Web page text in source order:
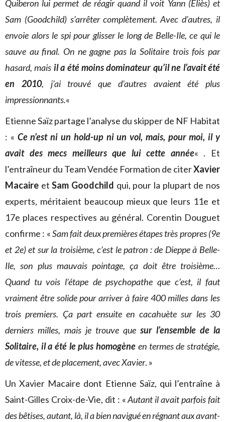
Quiberon lui permet de réagir quand il voit Yann (Eliès) et
Sam (Goodchild) s’arrêter complètement. Avec d’autres, il
envoie alors le spi pour glisser le long de Belle-Ile, ce qui le
sauve au final. On ne gagne pas la Solitaire trois fois par
hasard, mais il a été moins dominateur qu’il ne l’avait été
en 2010, j’ai trouvé que d’autres avaient été plus
impressionnants.«
Etienne Saïz partage l’analyse du skipper de NF Habitat
: « Ce n’est ni un hold-up ni un vol, mais, pour moi, il y
avait des mecs meilleurs que lui cette année« . Et
l’entraîneur du Team Vendée Formation de citerXavier
Macaire etSam Goodchild qui, pour la plupart de nos
experts, méritaient beaucoup mieux que leurs 11e et
17e places respectives au général. Corentin Douguet
confirme : «Sam fait deux premières étapes très propres (9e
et 2e) et sur la troisième, c’est le patron : de Dieppe à Belle-
Ile, son plus mauvais pointage, ça doit être troisième…
Quand tu vois l’étape de psychopathe que c’est, il faut
vraiment être solide pour arriver à faire 400 milles dans les
trois premiers. Ça part ensuite en cacahuète sur les 30
derniers milles, mais je trouve que sur l’ensemble de la
Solitaire, il a été le plus homogène en termes de stratégie,
de vitesse, et de placement, avec Xavier. »
Un Xavier Macaire dont Etienne Saïz, qui l’entraîne à
Saint-Gilles Croix-de-Vie, dit : «Autant il avait parfois fait
des bêtises, autant, là, il a bien navigué en régnant aux avant-